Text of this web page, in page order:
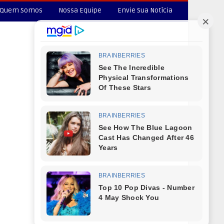
Quem Somos Nossa Equipe Envie Sua Notícia